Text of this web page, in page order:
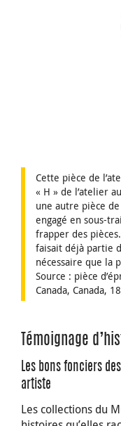
Cette pièce de
« H » de l’atelier
une autre pièce
engagé en sous-
frapper des
faisait déjà partie
nécessaire que la
Source : pièce
Canada, Canada,
Témoignage
Les bons fonciers
artiste
Les collections du